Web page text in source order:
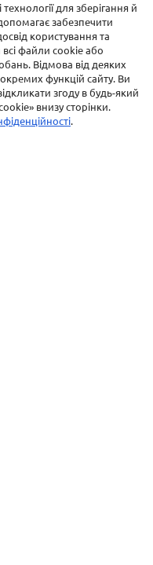
для зберігання й
забезпечити
користування та
файли cookie або
Відмова від деяких
функцій сайту. Ви
згоду в будь-який
внизу сторінки.
.